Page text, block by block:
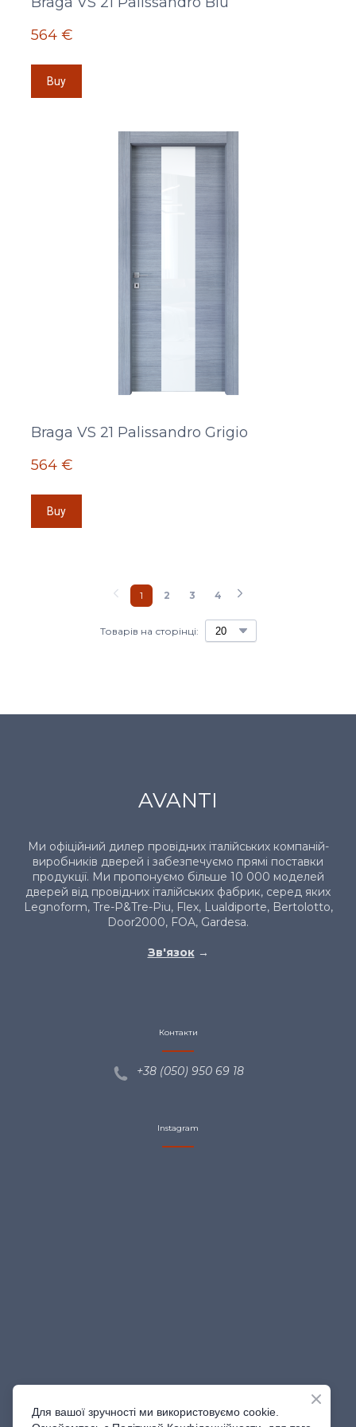
564 €
Buy
Braga VS 21 Palissandro Grigio
564 €
Buy
Товарів на сторінці:
1 2 3 4
AVANTI
Ми офіційний дилер провідних італійських компаній-
виробників дверей і забезпечуємо прямі поставки
продукції. Ми пропонуємо більше 10 000 моделей
дверей від провідних італійських фабрик, серед яких
Legnoform, Tre-P&Tre-Piu, Flex, Lualdiporte, Bertolotto,
Door2000, FOA, Gardesa.
Зв'язок →
Контакти
+38 (050) 950 69 18
Instagram
Для вашої зручності ми використовуємо cookie.